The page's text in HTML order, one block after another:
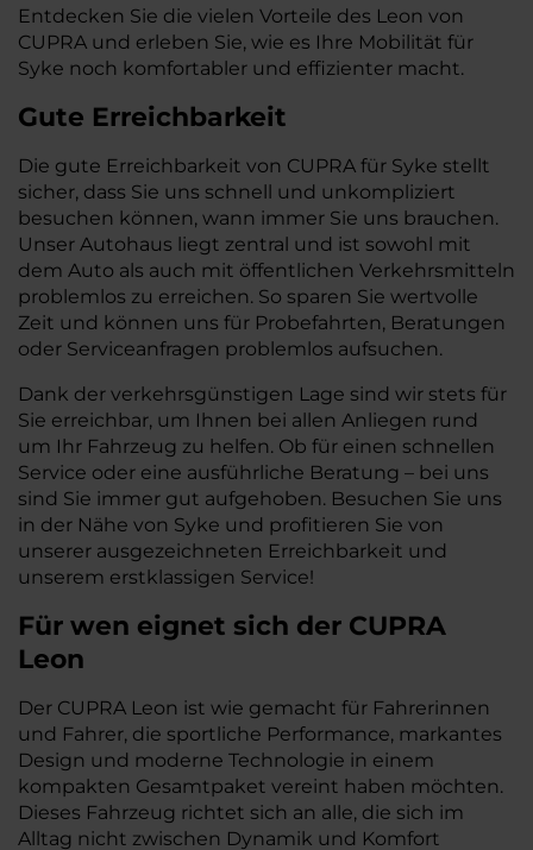
Entdecken Sie die vielen Vorteile des Leon von
CUPRA und erleben Sie, wie es Ihre Mobilität für
Syke noch komfortabler und effizienter macht.
Gute Erreichbarkeit
Die gute Erreichbarkeit von CUPRA für Syke stellt
sicher, dass Sie uns schnell und unkompliziert
besuchen können, wann immer Sie uns brauchen.
Unser Autohaus liegt zentral und ist sowohl mit
dem Auto als auch mit öffentlichen Verkehrsmitteln
problemlos zu erreichen. So sparen Sie wertvolle
Zeit und können uns für Probefahrten, Beratungen
oder Serviceanfragen problemlos aufsuchen.
Dank der verkehrsgünstigen Lage sind wir stets für
Sie erreichbar, um Ihnen bei allen Anliegen rund
um Ihr Fahrzeug zu helfen. Ob für einen schnellen
Service oder eine ausführliche Beratung – bei uns
sind Sie immer gut aufgehoben. Besuchen Sie uns
in der Nähe von Syke und profitieren Sie von
unserer ausgezeichneten Erreichbarkeit und
unserem erstklassigen Service!
Für wen eignet sich der CUPRA
Leon
Der CUPRA Leon ist wie gemacht für Fahrerinnen
und Fahrer, die sportliche Performance, markantes
Design und moderne Technologie in einem
kompakten Gesamtpaket vereint haben möchten.
Dieses Fahrzeug richtet sich an alle, die sich im
Alltag nicht zwischen Dynamik und Komfort